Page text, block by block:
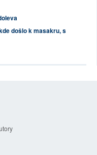
došlo k masakru, s